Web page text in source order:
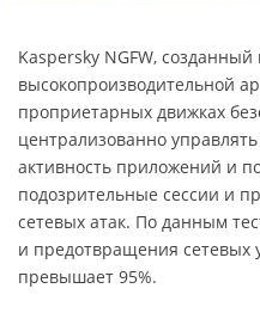
Kaspersky NGFW, созданный
высокопроизводительной
проприетарных движках
централизованно
активность приложений и
подозрительные сессии и
сетевых атак. По данным
и предотвращения сетевых
превышает 95%.